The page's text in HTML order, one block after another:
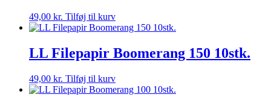
49,00 kr. Tilføj til kurv
LL Filepapir Boomerang 150 10stk.
49,00 kr. Tilføj til kurv